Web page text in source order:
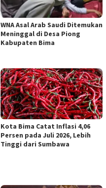
WNA Asal Arab Saudi Ditemukan
Meninggal di Desa Piong
Kabupaten Bima
Kota Bima Catat Inflasi 4,06
Persen pada Juli 2026, Lebih
Tinggi dari Sumbawa